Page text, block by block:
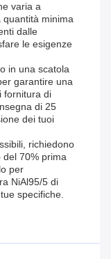
varia a
quantità minima
dalle
le esigenze
in una scatola
garantire una
fornitura di
di 25
dei tuoi
richiedono
del 70% prima
per
NiAl95/5 di
specifiche.